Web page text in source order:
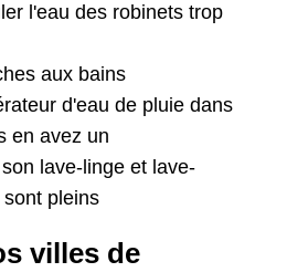
l'eau des robinets trop
aux bains
d'eau de pluie dans
en avez un
lave-linge et lave-
pleins
villes de